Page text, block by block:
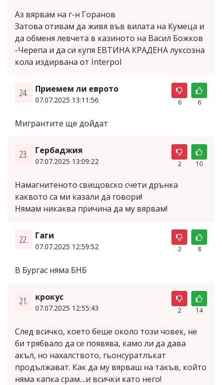
Аз вярвам на г-н Горанов
Затова отивам да живя във вилата на Кумеца и
да обменя левчета в казиното на Васил Божков
-Черепа и да си купя ЕВТИНА КРАДЕНА луксозна
кола издирвана от Interpol
24. Приемем ли еврото
07.07.2025 13:11:56 6 6
Мигрантите ще дойдат
23. Гербаджия
07.07.2025 13:09:22 2 10
Намагнитеното свищовско счети дрънка
каквото са ми казали да говори!
Нямам никаква причина да му вярвам!
22. Гаги
07.07.2025 12:59:52 2 8
В Бургас няма БНБ
21. крокус
07.07.2025 12:55:43 2 14
След всичко, което беше около този човек, не
би трябвало да се появява, камо ли да дава
акъл, но нахалството, гьонсуратлъкат
продължават. Как да му вярваш на такъв, който
няма капка срам....и всички като него!